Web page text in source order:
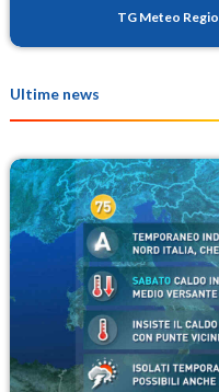
TG Meteo
Ultime news